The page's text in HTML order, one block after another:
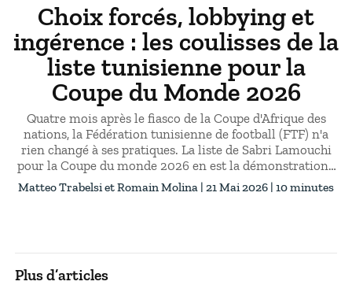
Choix forcés, lobbying et
ingérence : les coulisses de la
liste tunisienne pour la
Coupe du Monde 2026
Quatre mois après le fiasco de la Coupe d'Afrique des
nations, la Fédération tunisienne de football (FTF) n'a
rien changé à ses pratiques. La liste de Sabri Lamouchi
pour la Coupe du monde 2026 en est la démonstration :
derrière une sélection présentée comme cohérente sur
le plan sportif se dissimulent des choix imposés, des
Matteo Trabelsi Romain Molina | 21 Mai 2026 | 10 minutes
Plus d’articles